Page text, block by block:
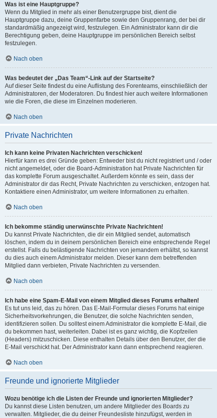
Was ist eine Hauptgruppe?
Wenn du Mitglied in mehr als einer Benutzergruppe bist, dient die
Hauptgruppe dazu, deine Gruppenfarbe sowie den Gruppenrang, der bei dir
standardmäßig angezeigt wird, festzulegen. Ein Administrator kann dir die
Berechtigung geben, deine Hauptgruppe im persönlichen Bereich selbst
festzulegen.
Nach oben
Was bedeutet der „Das Team“-Link auf der Startseite?
Auf dieser Seite findest du eine Auflistung des Forenteams, einschließlich der
Administratoren, der Moderatoren. Du findest hier auch weitere Informationen
wie die Foren, die diese im Einzelnen moderieren.
Nach oben
Private Nachrichten
Ich kann keine Privaten Nachrichten verschicken!
Hierfür kann es drei Gründe geben: Entweder bist du nicht registriert und / oder
nicht angemeldet, oder die Board-Administration hat Private Nachrichten für
das komplette Forum ausgeschaltet. Außerdem könnte es sein, dass der
Administrator dir das Recht, Private Nachrichten zu verschicken, entzogen hat.
Kontaktiere einen Administrator, um weitere Informationen zu erhalten.
Nach oben
Ich bekomme ständig unerwünschte Private Nachrichten!
Du kannst Private Nachrichten, die dir ein Mitglied sendet, automatisch
löschen, indem du in deinem persönlichen Bereich eine entsprechende Regel
erstellst. Falls du belästigende Nachrichten von jemandem erhältst, so kannst
du dies auch einem Administrator melden. Dieser kann dem betreffenden
Mitglied dann verbieten, Private Nachrichten zu versenden.
Nach oben
Ich habe eine Spam-E-Mail von einem Mitglied dieses Forums erhalten!
Es tut uns leid, das zu hören. Das E-Mail-Formular dieses Forums hat einige
Sicherheitsvorkehrungen, die Benutzer, die solche Nachrichten senden,
identifizieren sollen. Du solltest einem Administrator die komplette E-Mail, die
du bekommen hast, weiterleiten. Dabei ist es ganz wichtig, die Kopfzeilen
(Headers) mitzuschicken. Diese enthalten Details über den Benutzer, der die
E-Mail verschickt hat. Der Administrator kann dann entsprechend reagieren.
Nach oben
Freunde und ignorierte Mitglieder
Wozu benötige ich die Listen der Freunde und ignorierten Mitglieder?
Du kannst diese Listen benutzen, um andere Mitglieder des Boards zu
verwalten. Mitglieder, die du deiner Freundesliste hinzufügst, werden in